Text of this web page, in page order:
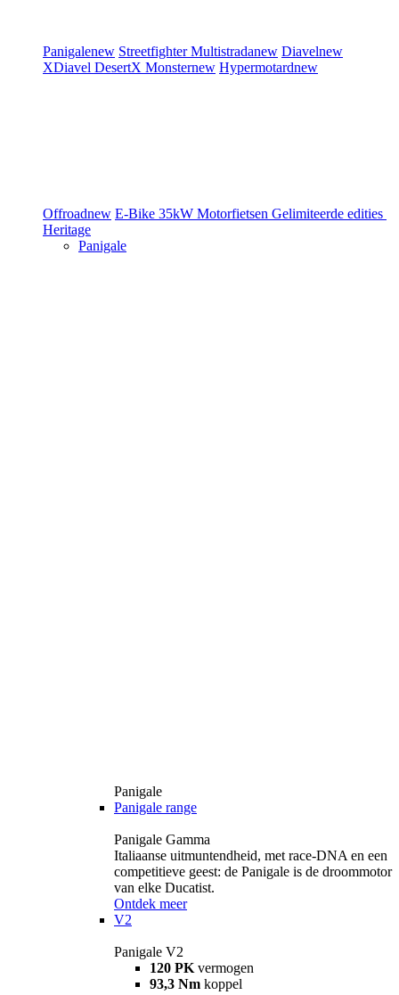
Panigalenew StreetfighterMultistradanew Diavelnew
XDiavel DesertX Monsternew Hypermotardnew
Offroadnew E-Bike 35kW Motorfietsen Gelimiteerde edities
Heritage
Panigale
Panigale
Panigale range
Panigale Gamma
Italiaanse uitmuntendheid, met race-DNA en een
competitieve geest: de Panigale is de droommotor
van elke Ducatist.
Ontdek meer
V2
Panigale V2
120 PK vermogen
93,3 Nm koppel